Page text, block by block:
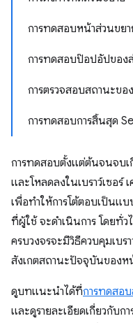
การทดสอบหน้าส่วนขยา
การทดสอบป๊อปอัปของ
การตรวจสอบสถานะขอ
การทดสอบการสิ้นสุด
การทดสอบตั้งแต่ต้นจนจบเ
และโหลดลงในเบราว์เซอร์
เพื่อทำให้การโต้ตอบเป็นแ
ที่ผู้ใช้ จะดำเนินการ โดยทั่
ครบวงจรจะมีวิธีควบคุมเบร
สังเกตสถานะปัจจุบันของห
ดูบทแนะนำได้ที่การทดสอ
และดูรายละเอียดเกี่ยวกับ